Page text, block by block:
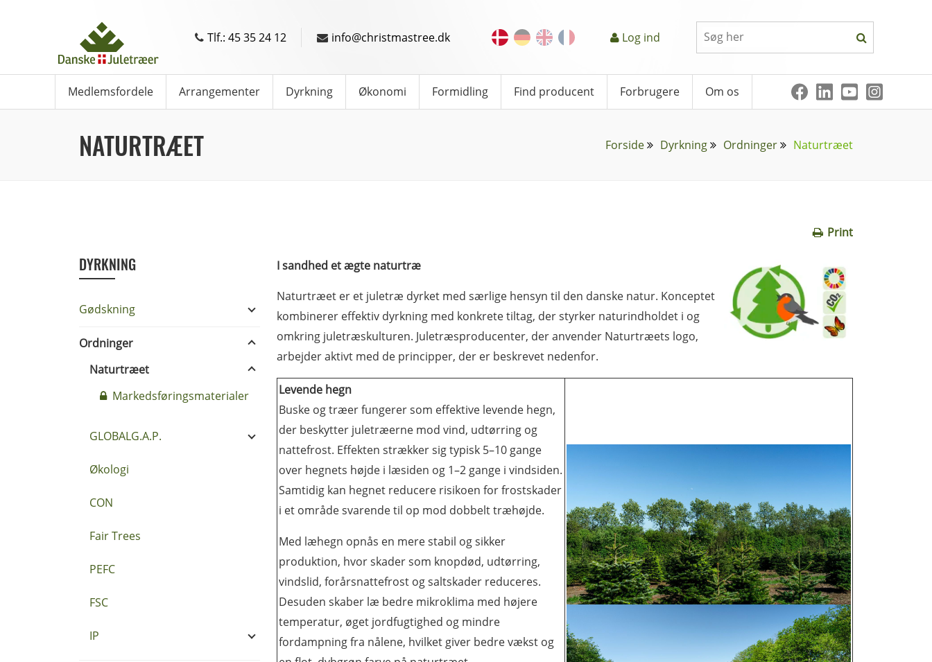
Tlf.: 45 35 24 12 info@christmastree.dk Log ind
Medlemsfordele Arrangementer Dyrkning Økonomi Formidling Find producent Forbrugere Om os
NATURTRÆET Forside Dyrkning Ordninger Naturtræet
Print
DYRKNING
Gødskning
Ordninger
Naturtræet
Markedsføringsmaterialer
GLOBALG.A.P.
Økologi
CON
Fair Trees
PEFC
FSC
IP
I sandhed et ægte naturtræ
Naturtræet er et juletræ dyrket med særlige hensyn til den danske natur. Konceptet
kombinerer effektiv dyrkning med konkrete tiltag, der styrker naturindholdet i og
omkring juletræskulturen. Juletræsproducenter, der anvender Naturtræets logo,
arbejder aktivt med de principper, der er beskrevet nedenfor.
Levende hegn
Buske og træer fungerer som effektive levende hegn,
der beskytter juletræerne mod vind, udtørring og
nattefrost. Effekten strækker sig typisk 5–10 gange
over hegnets højde i læsiden og 1–2 gange i vindsiden.
Samtidig kan hegnet reducere risikoen for frostskader
i et område svarende til op mod dobbelt træhøjde.
Med læhegn opnås en mere stabil og sikker
produktion, hvor skader som knopdød, udtørring,
vindslid, forårsnattefrost og saltskader reduceres.
Desuden skaber læ bedre mikroklima med højere
temperatur, øget jordfugtighed og mindre
fordampning fra nålene, hvilket giver bedre vækst og